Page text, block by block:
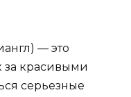
— это
за красивыми
серьезные